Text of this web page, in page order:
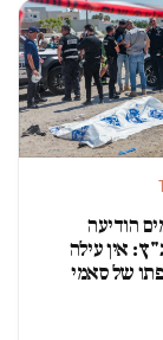
34 ימים הודיעה
אין עילה
של סאמי